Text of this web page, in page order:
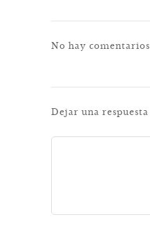
No hay comentarios
Dejar una respuesta